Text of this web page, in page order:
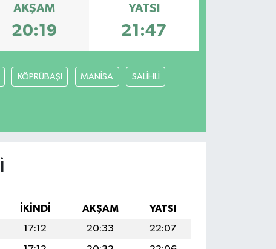
AKŞAM
20:19
YATSI
21:47
KÖPRÜBAŞI MANİSA SALİHLİ
İKINDI AKŞAM
YATSI
17:12 20:33
22:07